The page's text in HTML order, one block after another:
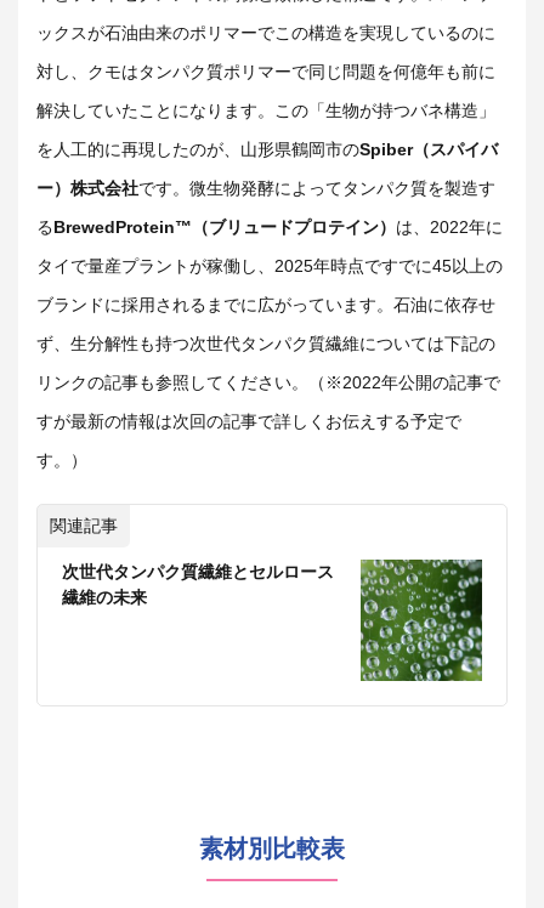
ックスが石油由来のポリマーでこの構造を実現しているのに
対し、クモはタンパク質ポリマーで同じ問題を何億年も前に
解決していたことになります。この「生物が持つバネ構造」
を人工的に再現したのが、山形県鶴岡市のSpiber（スパイバ
ー）株式会社です。微生物発酵によってタンパク質を製造す
るBrewedProtein™ （ブリュードプロテイン） は、 2022年に
タイで量産プラントが稼働し、 2025年時点ですでに45以上の
ブランドに採用されるまでに広がっています。石油に依存せ
ず、生分解性も持つ次世代タンパク質繊維については下記の
リンクの記事も参照してください。（※2022年公開の記事で
すが最新の情報は次回の記事で詳しくお伝えする予定で
す。）
関連記事
次世代タンパク質繊維とセルロース
繊維の未来
素材別比較表